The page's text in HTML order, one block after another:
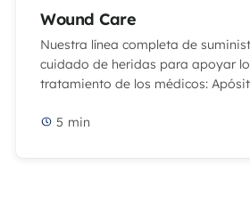
Wound Care
Nuestra línea completa de
cuidado de heridas para apoyar
tratamiento de los médicos:
5 min